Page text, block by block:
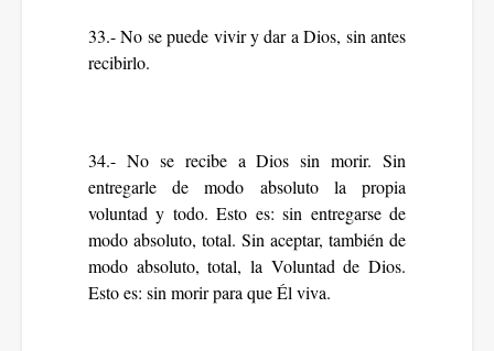
33.- No se puede vivir y dar a Dios, sin antes
recibirlo.
34.- No se recibe a Dios sin morir. Sin
entregarle de modo absoluto la propia
voluntad y todo. Esto es: sin entregarse de
modo absoluto, total. Sin aceptar, también de
modo absoluto, total, la Voluntad de Dios.
Esto es: sin morir para que Él viva.